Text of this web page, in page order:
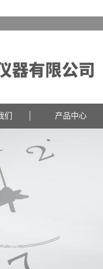
们 产品中心